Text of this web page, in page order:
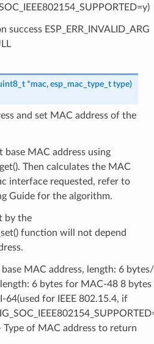
success ESP_ERR_INVALID_ARG
*mac, esp_mac_type_t type)
and set MAC address of the
MAC address using
Then calculates the MAC
interface requested, refer to
Guide for the algorithm.
by the
function will not depend
MAC address, length: 6
6 bytes for MAC-48 8 bytes
64(used for IEEE 802.15.4, if
Type of MAC address to return